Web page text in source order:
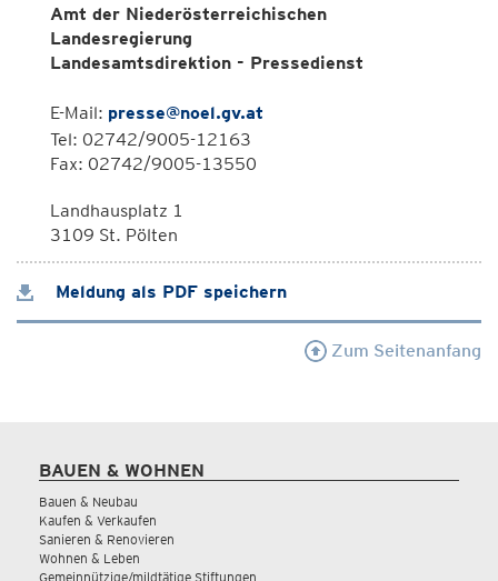
Amt der Niederösterreichischen
Landesregierung
Landesamtsdirektion - Pressedienst
E-Mail: presse@noel.gv.at
Tel: 02742/9005-12163
Fax: 02742/9005-13550
Landhausplatz 1
3109 St. Pölten
Meldung als PDF speichern
Zum Seitenanfang
BAUEN & WOHNEN
Bauen & Neubau
Kaufen & Verkaufen
Sanieren & Renovieren
Wohnen & Leben
Gemeinnützige/mildtätige Stiftungen